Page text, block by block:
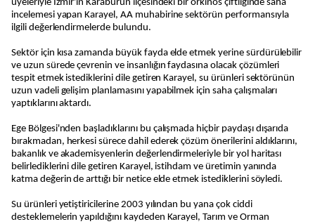
üyeleriyle İzmir'in Karaburun ilçesindeki bir orkinos çiftliğinde saha
incelemesi yapan Karayel, AA muhabirine sektörün performansıyla
ilgili değerlendirmelerde bulundu.
Sektör için kısa zamanda büyük fayda elde etmek yerine sürdürülebilir
ve uzun sürede çevrenin ve insanlığın faydasına olacak çözümleri
tespit etmek istediklerini dile getiren Karayel, su ürünleri sektörünün
uzun vadeli gelişim planlamasını yapabilmek için saha çalışmaları
yaptıklarını aktardı.
Ege Bölgesi'nden başladıklarını bu çalışmada hiçbir paydaşı dışarıda
bırakmadan, herkesi sürece dahil ederek çözüm önerilerini aldıklarını,
bakanlık ve akademisyenlerin değerlendirmeleriyle bir yol haritası
belirlediklerini dile getiren Karayel, istihdam ve üretimin yanında
katma değerin de arttığı bir netice elde etmek istediklerini söyledi.
Su ürünleri yetiştiricilerine 2003 yılından bu yana çok ciddi
desteklemelerin yapıldığını kaydeden Karayel, Tarım ve Orman